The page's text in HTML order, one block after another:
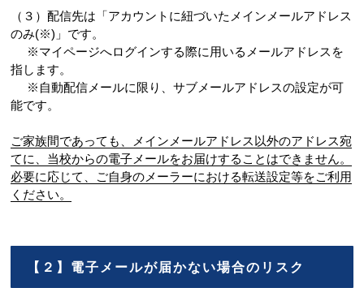
（３）配信先は「アカウントに紐づいたメインメールアドレス
のみ(※)」です。
※マイページへログインする際に用いるメールアドレスを
指します。
※自動配信メールに限り、サブメールアドレスの設定が可
能です。
ご家族間であっても、メインメールアドレス以外のアドレス宛
てに、当校からの電子メールをお届けすることはできません。
必要に応じて、ご自身のメーラーにおける転送設定等をご利用
ください。
【２】電子メールが届かない場合のリスク